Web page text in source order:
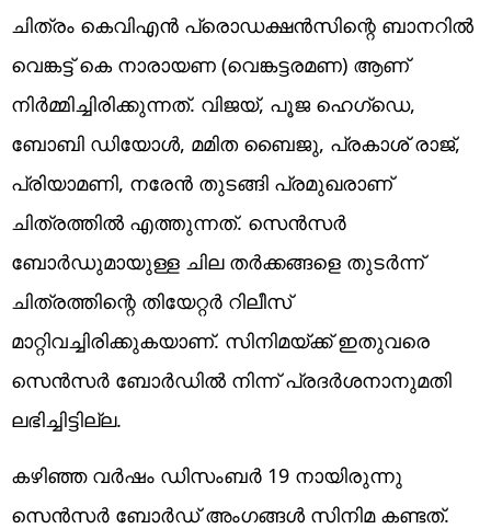
ചിത്രം കെവിഎൻ പ്രൊഡക്ഷൻസിന്റെ ബാനറിൽ
വെങ്കട്ട് കെ നാരായണ (വെങ്കട്ടരമണ) ആണ്
നിർമ്മിച്ചിരിക്കുന്നത്. വിജയ്, പൂജ ഹെഗ്‌ഡെ,
ബോബി ഡിയോൾ, മമിത ബൈജു, പ്രകാശ് രാജ്,
പ്രിയാമണി, നരേൻ തുടങ്ങി പ്രമുഖരാണ്
ചിത്രത്തിൽ എത്തുന്നത്. സെൻസർ
ബോർഡുമായുള്ള ചില തർക്കങ്ങളെ തുടർന്ന്
ചിത്രത്തിന്റെ തിയേറ്റർ റിലീസ്
മാറ്റിവച്ചിരിക്കുകയാണ്. സിനിമയ്ക്ക് ഇതുവരെ
സെൻസർ ബോർഡിൽ നിന്ന് പ്രദർശനാനുമതി
ലഭിച്ചിട്ടില്ല.
കഴിഞ്ഞ വർഷം ഡിസംബർ 19 നായിരുന്നു
സെൻസർ ബോർഡ് അംഗങ്ങൾ സിനിമ കണ്ടത്.